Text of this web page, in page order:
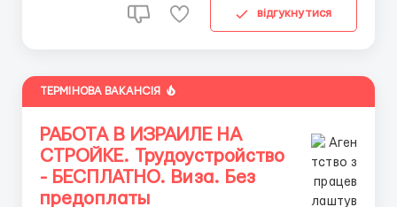
відгукнутися
ТЕРМІНОВА ВАКАНСІЯ
РАБОТА В ИЗРАИЛЕ НА
СТРОЙКЕ. Трудоустройство
- БЕСПЛАТНО. Виза. Без
предоплаты